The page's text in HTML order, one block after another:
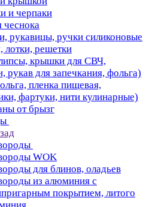
и черпаки
чеснока
рукавицы, ручки силиконовые
лотки, решетки
крышки для СВЧ,
рукав для запечкания, фольга)
пленка пищевая,
фартуки, нити кулинарные)
от брызг
WOK
для блинов, оладьев
из алюминия с
покрытием, литого